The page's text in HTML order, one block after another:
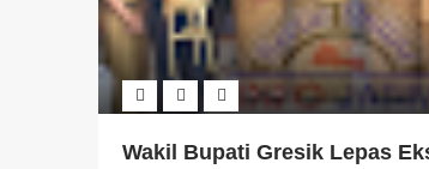
Wakil Bupati Gresik Lepas